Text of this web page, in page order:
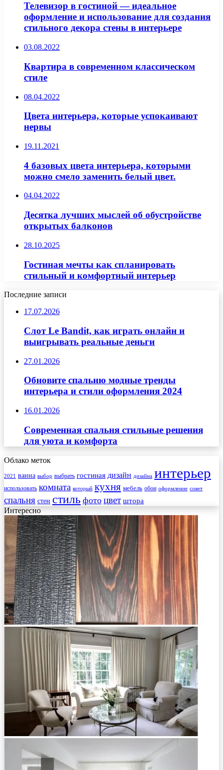
Телевизор в гостиной — идеальное
оформление и использование для создания
стильного декора стены в интерьере
03.08.2022
Квартира в современном классическом
стиле
08.04.2022
Цвета интерьера, которые успокаивают
нервы
19.11.2021
4 базовых цвета интерьера, которыми
можно смело заменить белый цвет.
04.04.2022
Десятка лучших мыслей об обустройстве
открытых балконов
28.10.2025
Гостиная мечты как спланировать
стильный и комфортный интерьер
Последние записи
17.07.2026
Слот Le Bandit, как играть онлайн и
выигрывать реальные деньги
27.01.2026
Обновите спальню модные тренды
интерьера и стили оформления 2024
16.01.2026
Современная спальня стильные решения
для уюта и комфорта
Облако меток
2021 ванна выбор выбрать гостиная дизайн дизайна интерьер
использовать комната который кухня мебель обои оформление совет
спальня стен стиль фото цвет штора
Интересно